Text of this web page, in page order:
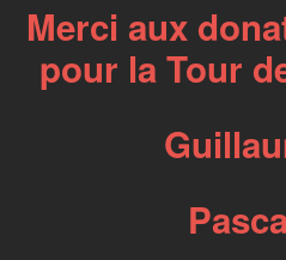
Merci aux
pour la Tour